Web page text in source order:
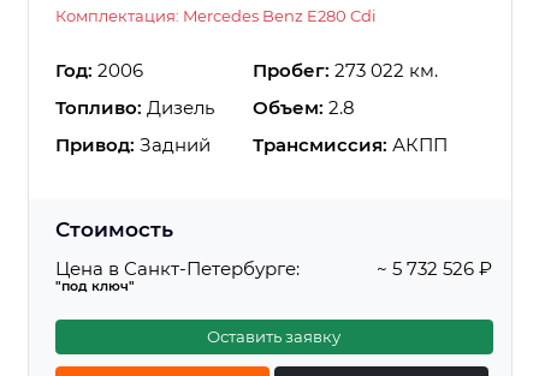
Комплектация: Mercedes Benz E280 Cdi
Год: 2006 Пробег: 273 022 км.
Топливо: Дизель Объем: 2.8
Привод: Задний Трансмиссия: АКПП
Стоимость
Цена в Санкт-Петербурге:
"под ключ"
~ 5 732 526 ₽
Оставить заявку